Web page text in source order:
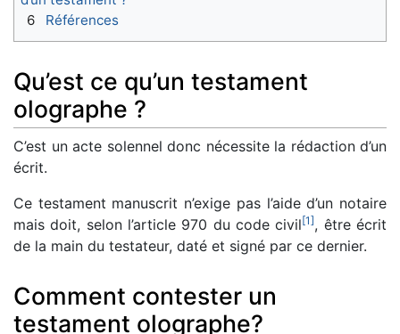
6
Références
Qu’est ce qu’un testament
olographe ?
C’est un acte solennel donc nécessite la rédaction d’un
écrit.
Ce testament manuscrit n’exige pas l’aide d’un notaire
mais doit, selon l’article 970 du code civil[1], être écrit
de la main du testateur, daté et signé par ce dernier.
Comment contester un
testament olographe?